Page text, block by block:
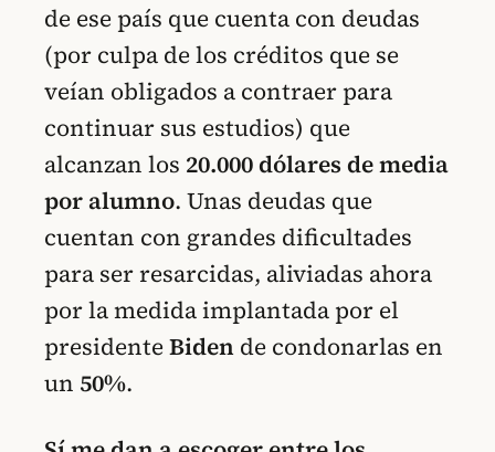
de ese país que cuenta con deudas
(por culpa de los créditos que se
veían obligados a contraer para
continuar sus estudios) que
alcanzan los 20.000 dólares de media
por alumno. Unas deudas que
cuentan con grandes dificultades
para ser resarcidas, aliviadas ahora
por la medida implantada por el
presidenteBiden de condonarlas en
un 50%.